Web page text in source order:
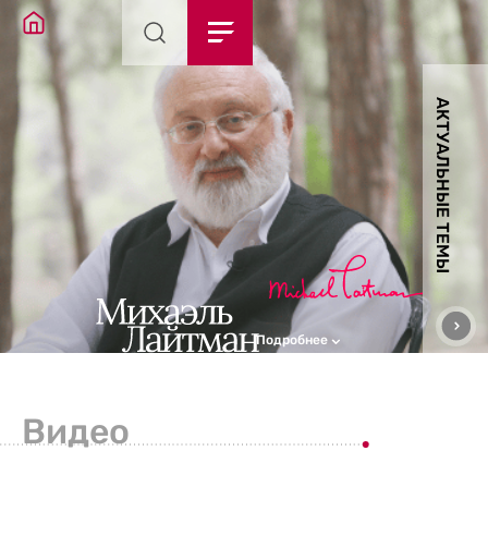
АКТУАЛЬНЫЕ ТЕМЫ
Подробнее
Видео